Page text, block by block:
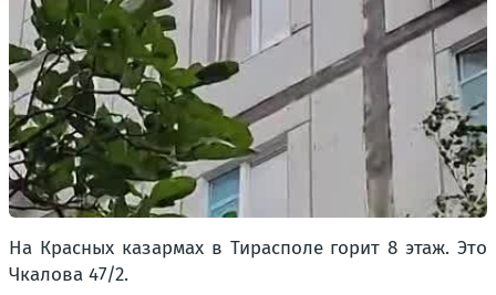
На Красных казармах в Тирасполе горит 8 этаж. Это
Чкалова 47/2.